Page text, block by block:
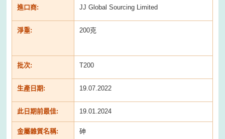
進口商: JJ Global Sourcing Limited
淨重: 200克
批次: T200
生產日期: 19.07.2022
此日期前最佳: 19.01.2024
金屬雜質名稱: 砷